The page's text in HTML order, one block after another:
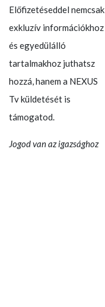
Előfizetéseddel nemcsak
exkluzív információkhoz
és egyedülálló
tartalmakhoz juthatsz
hozzá, hanem a NEXUS
Tv küldetését is
támogatod.
Jogod van az igazsághoz